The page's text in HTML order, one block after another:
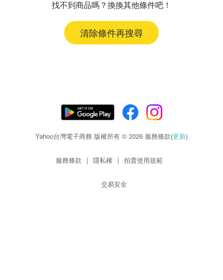
找不到商品嗎？換換其他條件吧！
清除條件再搜尋
Yahoo台灣電子商務 版權所有 © 2026 服務條款(更新)
服務條款 | 隱私權 | 拍賣使用規範
交易安全